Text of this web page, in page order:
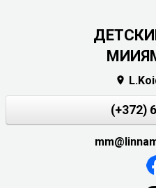

(+372)